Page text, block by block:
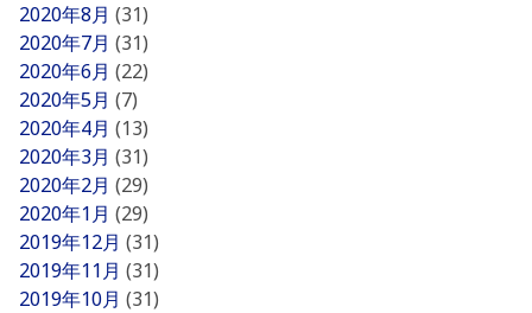
2020年8月 (31)
2020年7月 (31)
2020年6月 (22)
2020年5月 (7)
2020年4月 (13)
2020年3月 (31)
2020年2月 (29)
2020年1月 (29)
2019年12月 (31)
2019年11月 (31)
2019年10月 (31)